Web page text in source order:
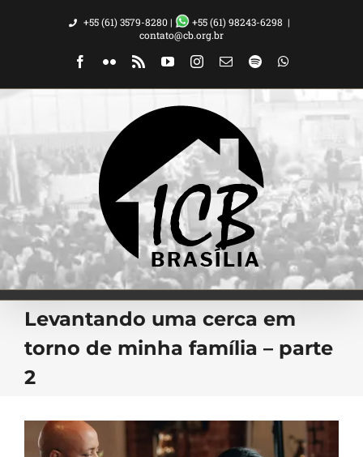
+55 (61) 3579-8280 | +55 (61) 98243-6298 |
contato@cb.org.br
Facebook
FlickrRss YouTubeInstagram
EmailSpotify
Levantando uma cerca em
torno de minha família – parte
2